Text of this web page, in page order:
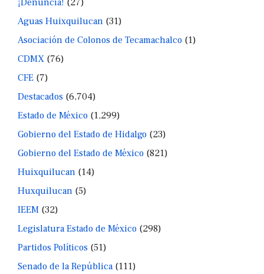
¡Denuncia! (27)
Aguas Huixquilucan (31)
Asociación de Colonos de Tecamachalco (1)
CDMX (76)
CFE (7)
Destacados (6,704)
Estado de México (1,299)
Gobierno del Estado de Hidalgo (23)
Gobierno del Estado de México (821)
Huixquilucan (14)
Huxquilucan (5)
IEEM (32)
Legislatura Estado de México (298)
Partidos Políticos (51)
Senado de la República(111)